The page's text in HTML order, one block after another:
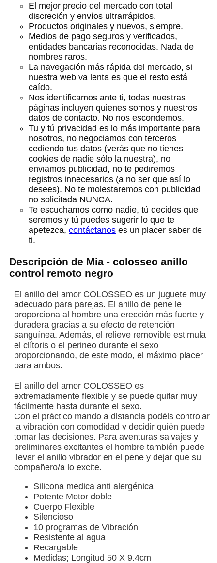
El mejor precio del mercado con total
discreción y envíos ultrarrápidos.
Productos originales y nuevos, siempre.
Medios de pago seguros y verificados,
entidades bancarias reconocidas. Nada de
nombres raros.
La navegación más rápida del mercado, si
nuestra web va lenta es que el resto está
caído.
Nos identificamos ante ti, todas nuestras
páginas incluyen quienes somos y nuestros
datos de contacto. No nos escondemos.
Tu y tú privacidad es lo más importante para
nosotros, no negociamos con terceros
cediendo tus datos (verás que no tienes
cookies de nadie sólo la nuestra), no
enviamos publicidad, no te pediremos
registros innecesarios (a no ser que así lo
desees). No te molestaremos con publicidad
no solicitada NUNCA.
Te escuchamos como nadie, tú decides que
seremos y tú puedes sugerir lo que te
apetezca,contáctanos es un placer saber de
ti.
Descripción de Mia - colosseo anillo
control remoto negro
El anillo del amor COLOSSEO es un juguete muy
adecuado para parejas. El anillo de pene le
proporciona al hombre una erección más fuerte y
duradera gracias a su efecto de retención
sanguínea. Además, el relieve removible estimula
el clítoris o el perineo durante el sexo
proporcionando, de este modo, el máximo placer
para ambos.
El anillo del amor COLOSSEO es
extremadamente flexible y se puede quitar muy
fácilmente hasta durante el sexo.
Con el práctico mando a distancia podéis controlar
la vibración con comodidad y decidir quién puede
tomar las decisiones. Para aventuras salvajes y
preliminares excitantes el hombre también puede
llevar el anillo vibrador en el pene y dejar que su
compañero/a lo excite.
Silicona medica anti alergénica
Potente Motor doble
Cuerpo Flexible
Silencioso
10 programas de Vibración
Resistente al agua
Recargable
Medidas; Longitud 50 X 9.4cm